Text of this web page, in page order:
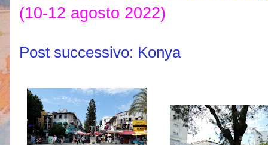
(10-12 agosto 2022)
Post successivo: Konya